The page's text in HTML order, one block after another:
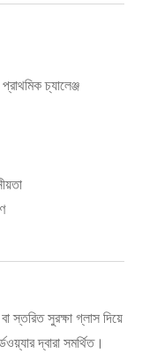
চ্যালেঞ্জ
স্তরিত সুরক্ষা গ্লাস দিয়ে
দ্বারা সমর্থিত।